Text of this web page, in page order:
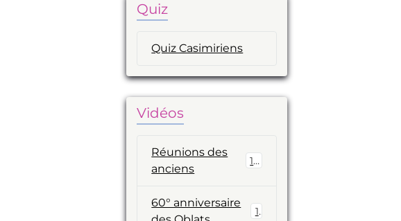
Quiz
Quiz Casimiriens
Vidéos
Réunions des
anciens
19
60° anniversaire
1